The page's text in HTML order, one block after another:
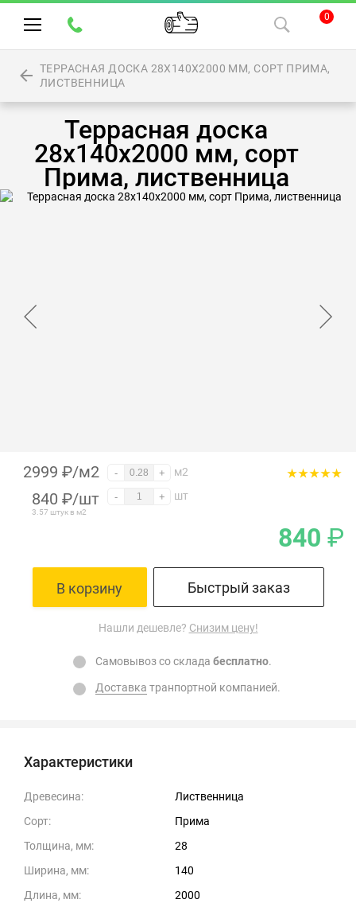
0
ТЕРРАСНАЯ ДОСКА 28Х140Х2000 ММ, СОРТ ПРИМА,
ЛИСТВЕННИЦА
Террасная доска
28х140х2000 мм, сорт
Прима, лиственница
Характеристики
Древесина:
Лиственница
Сорт:
Прима
Толщина, мм:
28
Ширина, мм:
140
Длина, мм:
2000
2999 ₽/м2 - + м2
840 ₽/шт
3.57 штук в м2
- + шт
840 ₽
В корзину Быстрый заказ
Нашли дешевле? Снизим цену!
Самовывоз со склада бесплатно.
Доставка транпортной компанией.